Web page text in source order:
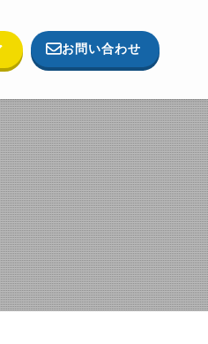
お問い合わせ